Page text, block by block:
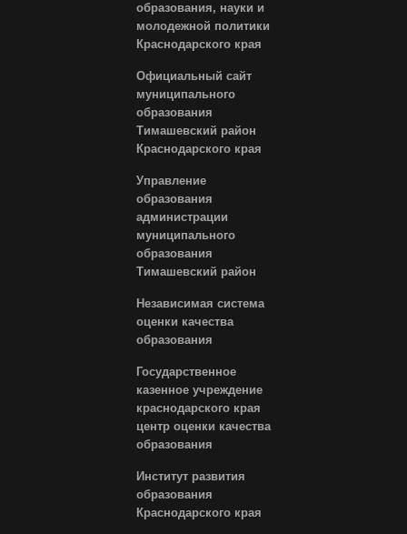
образования, науки и
молодежной политики
Краснодарского края
Официальный сайт
муниципального
образования
Тимашевский район
Краснодарского края
Управление
образования
администрации
муниципального
образования
Тимашевский район
Независимая система
оценки качества
образования
Государственное
казенное учреждение
краснодарского края
центр оценки качества
образования
Институт развития
образования
Краснодарского края